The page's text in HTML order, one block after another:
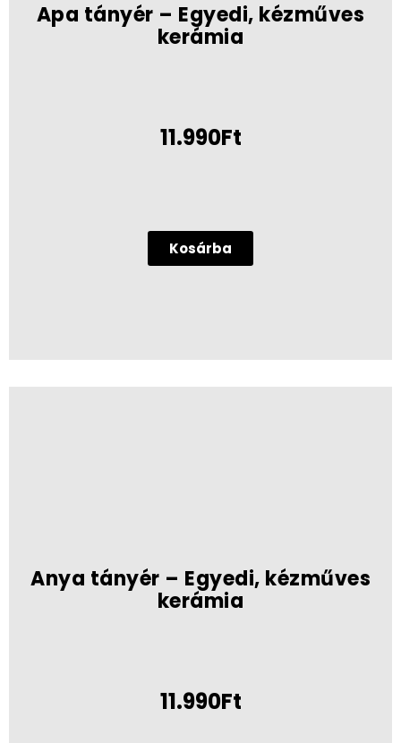
Apa tányér – Egyedi, kézműves
kerámia
11.990Ft
Kosárba
Anya tányér – Egyedi, kézműves
kerámia
11.990Ft